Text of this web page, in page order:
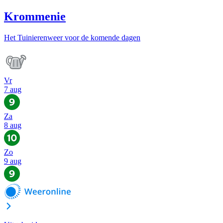
Krommenie
Het Tuinierenweer voor de komende dagen
Vr
7 aug
Za
8 aug
Zo
9 aug